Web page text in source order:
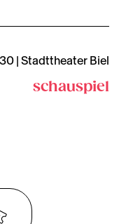
| Stadttheater Biel
schauspiel